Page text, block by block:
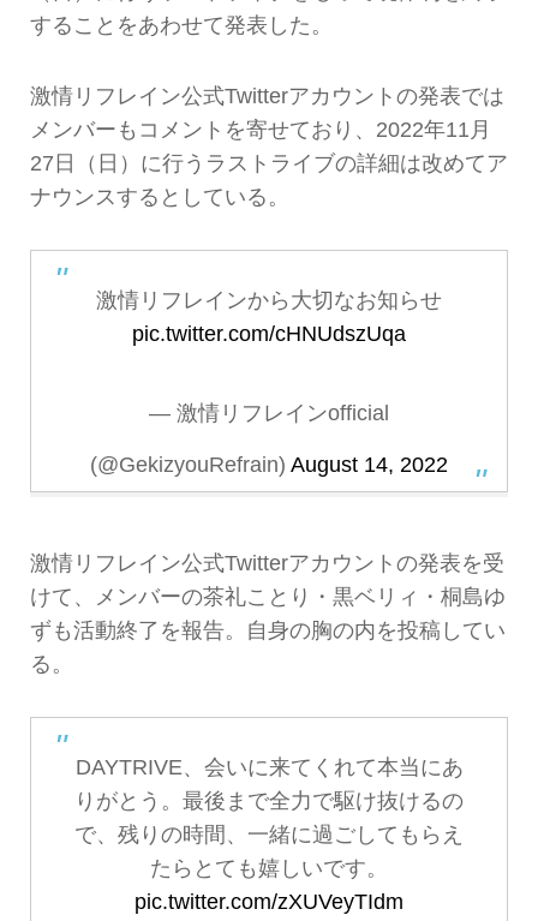
することをあわせて発表した。
激情リフレイン公式Twitterアカウントの発表では
メンバーもコメントを寄せており、2022年11月
27日（日）に行うラストライブの詳細は改めてア
ナウンスするとしている。
激情リフレインから大切なお知らせ
pic.twitter.com/cHNUdszUqa
— 激情リフレインofficial
(@GekizyouRefrain) August 14, 2022
激情リフレイン公式Twitterアカウントの発表を受
けて、メンバーの茶礼ことり・黒ベリィ・桐島ゆ
ずも活動終了を報告。自身の胸の内を投稿してい
る。
DAYTRIVE、会いに来てくれて本当にあ
りがとう。最後まで全力で駆け抜けるの
で、残りの時間、一緒に過ごしてもらえ
たらとても嬉しいです。
pic.twitter.com/zXUVeyTIdm